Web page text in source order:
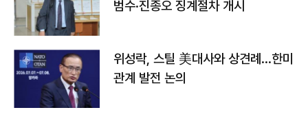
범수·진종오 징계절차 개시
위성락, 스틸 美대사와 상견례…한미
관계 발전 논의